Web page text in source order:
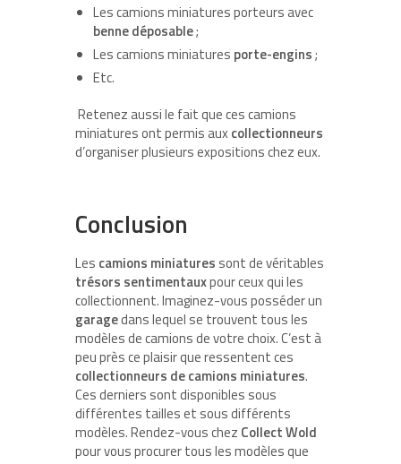
Les camions miniatures porteurs avec
benne déposable;
Les camions miniatures porte-engins;
Etc.
Retenez aussi le fait que ces camions
miniatures ont permis auxcollectionneurs
d’organiser plusieurs expositions chez eux.
Conclusion
Les camions miniatures sont de véritables
trésors sentimentauxpour ceux qui les
collectionnent. Imaginez-vous posséder un
garagedans lequel se trouvent tous les
modèles de camions de votre choix. C’est à
peu près ce plaisir que ressentent ces
collectionneurs de camions miniatures.
Ces derniers sont disponibles sous
différentes tailles et sous différents
modèles. Rendez-vous chez Collect Wold
pour vous procurer tous les modèles que